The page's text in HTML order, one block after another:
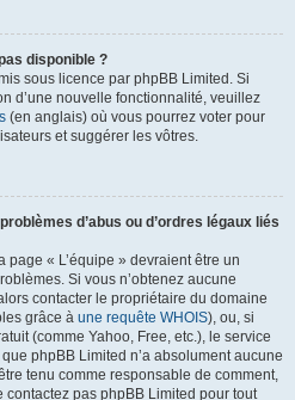
disponible ?
sous licence par phpBB Limited. Si
d’une nouvelle fonctionnalité, veuillez
(en anglais) où vous pourrez voter pour
et suggérer les vôtres.
d’abus ou d’ordres légaux liés
page « L’équipe » devraient être un
Si vous n’obtenez aucune
contacter le propriétaire du domaine
grâce à une requête WHOIS), ou, si
(comme Yahoo, Free, etc.), le service
phpBB Limited n’a absolument aucune
tenu comme responsable de comment,
pas phpBB Limited pour tout